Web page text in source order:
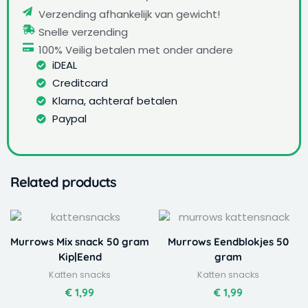
Verzending afhankelijk van gewicht!
Snelle verzending
100% Veilig betalen met onder andere
iDEAL
Creditcard
Klarna, achteraf betalen
Paypal
Related products
Murrows Mix snack 50 gram
Kip|Eend
Katten snacks
€ 1,99
Murrows Eendblokjes 50
gram
Katten snacks
€ 1,99